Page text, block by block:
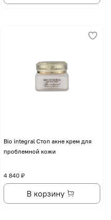
Bio integral Стоп акне крем для
проблемной кожи
4 840 ₽
В корзину